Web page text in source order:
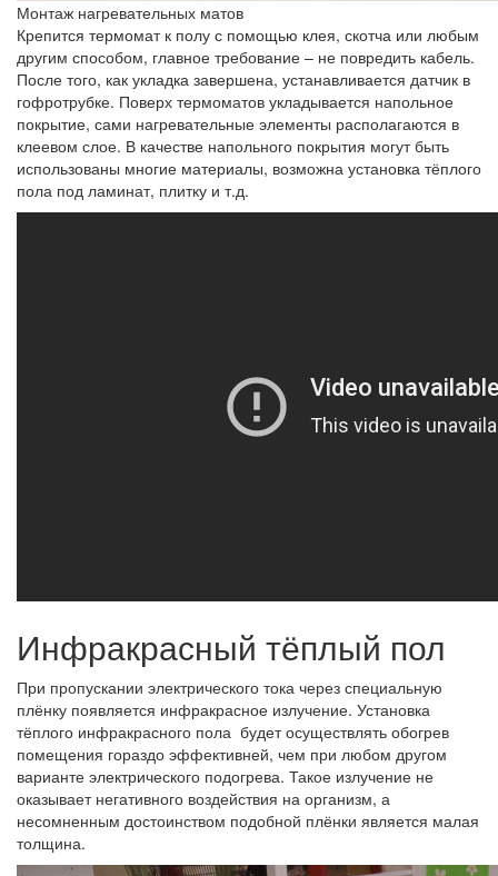
Монтаж нагревательных матов
Крепится термомат к полу с помощью клея, скотча или любым
другим способом, главное требование – не повредить кабель.
После того, как укладка завершена, устанавливается датчик в
гофротрубке. Поверх термоматов укладывается напольное
покрытие, сами нагревательные элементы располагаются в
клеевом слое. В качестве напольного покрытия могут быть
использованы многие материалы, возможна установка тёплого
пола под ламинат, плитку и т.д.
Инфракрасный тёплый пол
При пропускании электрического тока через специальную
плёнку появляется инфракрасное излучение. Установка
тёплого инфракрасного пола будет осуществлять обогрев
помещения гораздо эффективней, чем при любом другом
варианте электрического подогрева. Такое излучение не
оказывает негативного воздействия на организм, а
несомненным достоинством подобной плёнки является малая
толщина.